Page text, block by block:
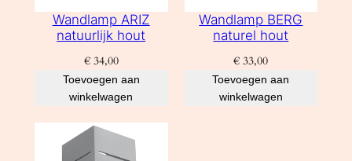
Wandlamp ARIZ
natuurlijk hout
€34,00
Toevoegen aan
winkelwagen
Wandlamp BERG
naturel hout
€ 33,00
Toevoegen aan
winkelwagen